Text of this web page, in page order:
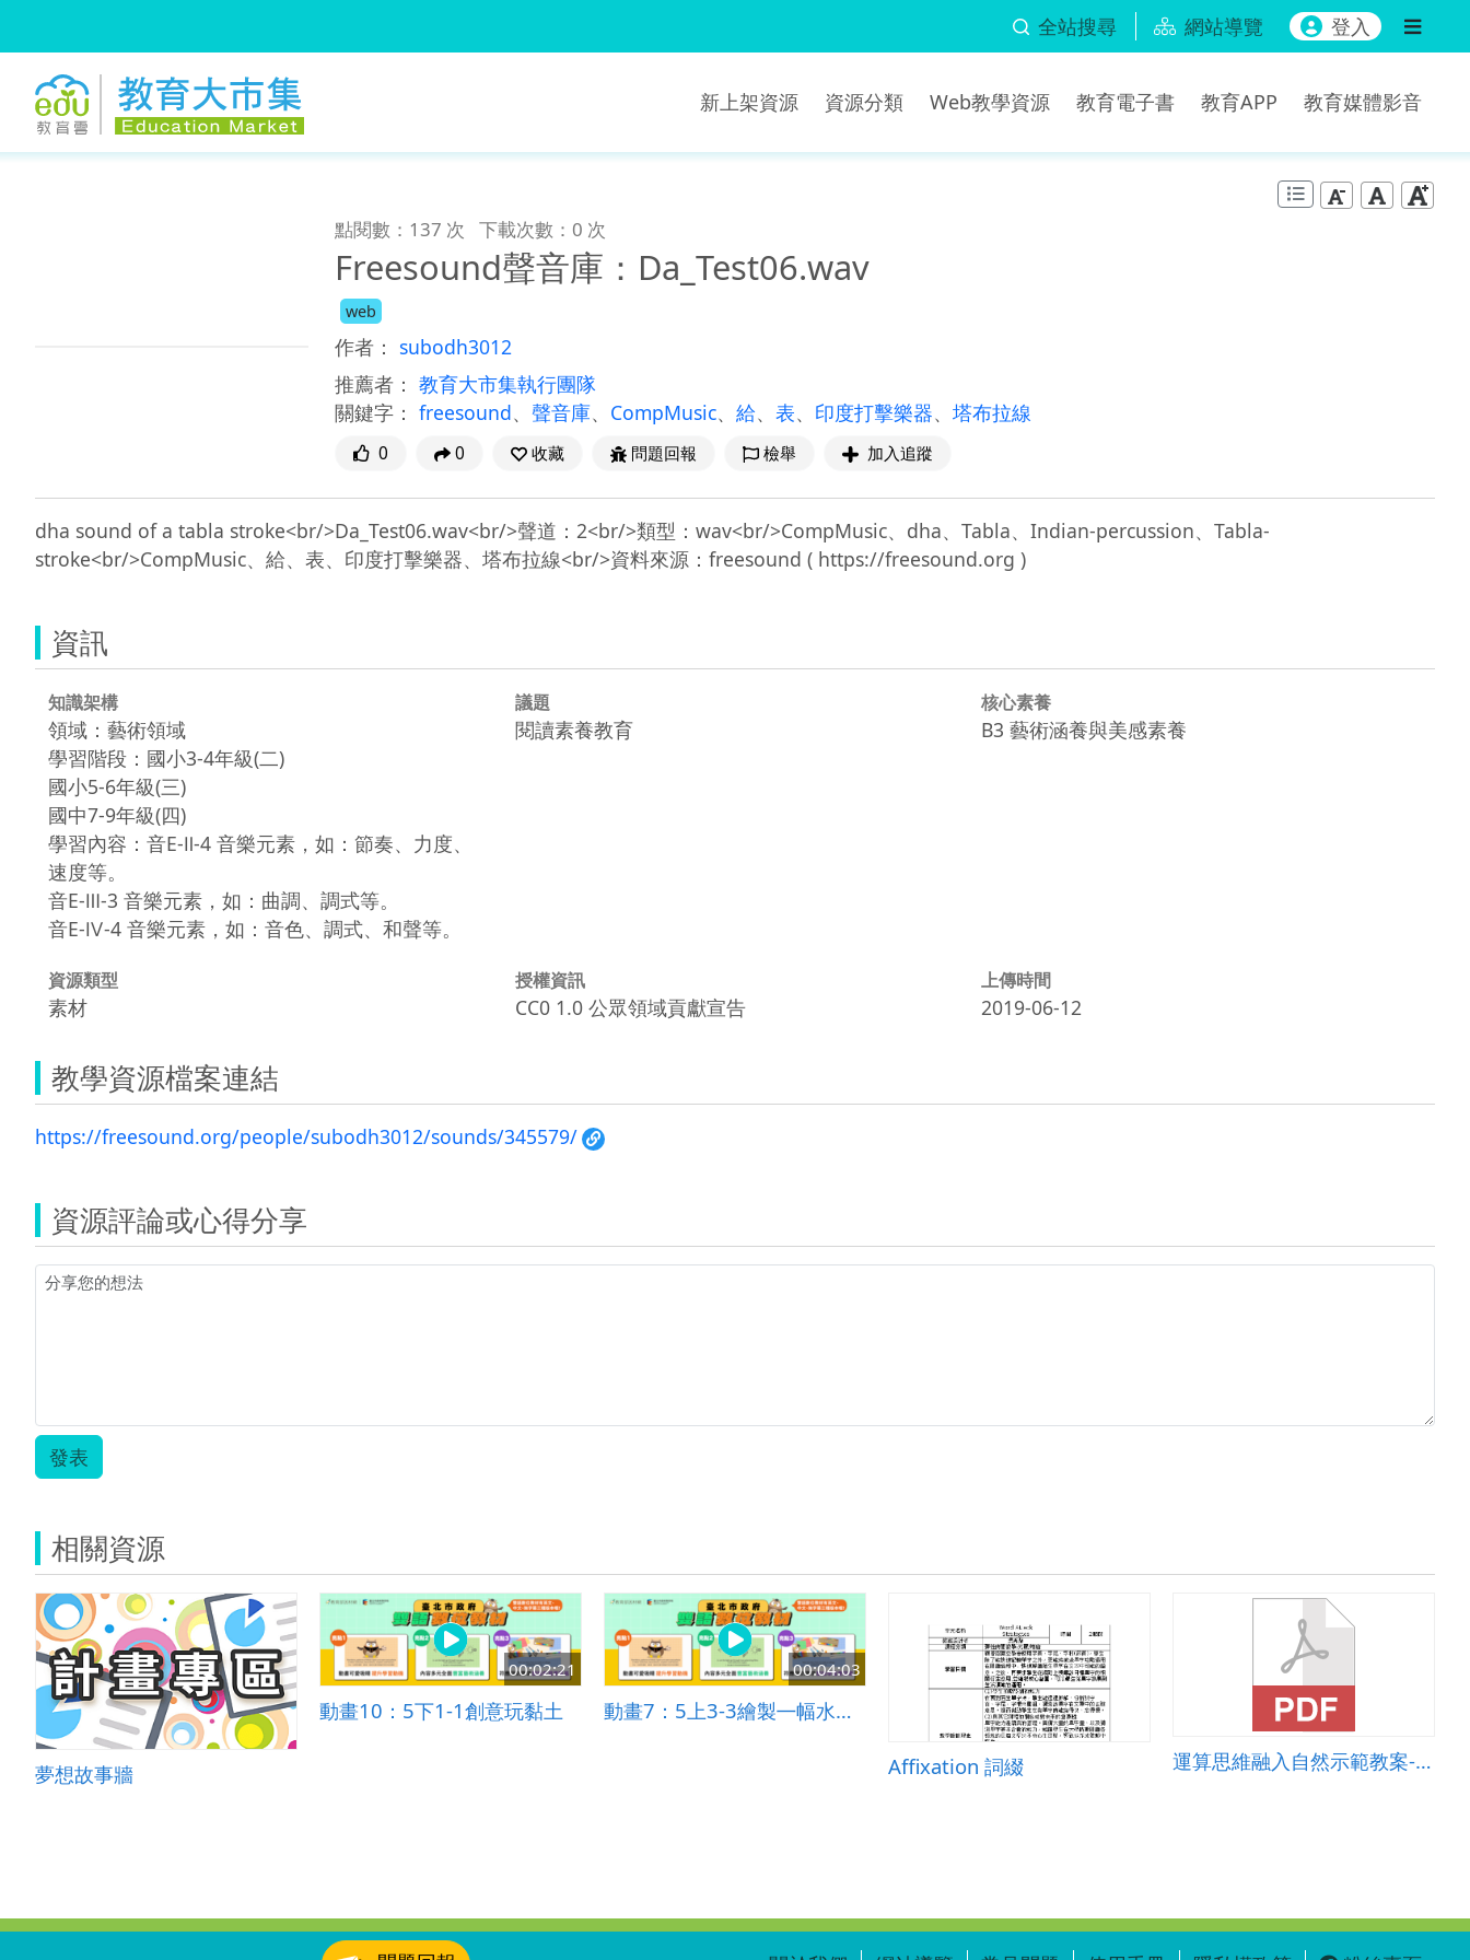
全站搜尋 網站導覽 登入
新上架資源 資源分類 Web教學資源 教育電子書 教育APP 教育媒體影音
點閱數：137 次 下載次數：0 次
Freesound聲音庫：Da_Test06.wav
web
作者： subodh3012
推薦者： 教育大市集執行團隊
關鍵字： freesound、 聲音庫、 CompMusic、 給、 表、 印度打擊樂器、 塔布拉線
0 0 收藏 問題回報 檢舉 加入追蹤
dha sound of a tabla stroke<br/>Da_Test06.wav<br/>聲道：2<br/>類型：wav<br/>CompMusic、dha、Tabla、Indian-percussion、Tabla-
資訊
知識架構
領域：藝術領域
學習階段：國小3-4年級(二)
國小5-6年級(三)
國中7-9年級(四)
學習內容：音E-Ⅱ-4 音樂元素，如：節奏、力度、
速度等。
音E-Ⅲ-3 音樂元素，如：曲調、調式等。
音E-Ⅳ-4 音樂元素，如：音色、調式、和聲等。
議題
閱讀素養教育
核心素養
B3 藝術涵養與美感素養
資源類型
素材
授權資訊
CC0 1.0 公眾領域貢獻宣告
上傳時間
2019-06-12
教學資源檔案連結
https://freesound.org/people/subodh3012/sounds/345579/
資源評論或心得分享
發表
相關資源
夢想故事牆
00:02:21
動畫10：5下1-1創意玩黏土
00:04:03
動畫7：5上3-3繪製㇐幅水彩自畫像
Affixation 詞綴 運算思維融入自然示範教案-方位感測器_簡易風向儀